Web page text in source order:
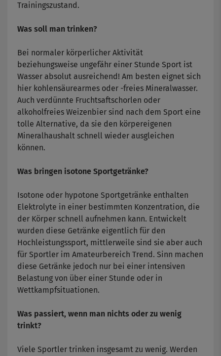
Trainingszustand.
Was soll man trinken?
Bei normaler körperlicher Aktivität
beziehungsweise ungefähr einer Stunde Sport ist
Wasser absolut ausreichend! Am besten eignet sich
hier kohlensäurearmes oder -freies Mineralwasser.
Auch verdünnte Fruchtsaftschorlen oder
alkoholfreies Weizenbier sind nach dem Sport eine
tolle Alternative, da sie den körpereigenen
Mineralhaushalt schnell wieder ausgleichen
können.
Was bringen isotone Sportgetränke?
Isotone oder hypotone Sportgetränke enthalten
Elektrolyte in einer bestimmten Konzentration, die
der Körper schnell aufnehmen kann. Entwickelt
wurden diese Getränke eigentlich für den
Hochleistungssport, mittlerweile sind sie aber auch
für Sportler im Amateurbereich Trend. Sinn machen
diese Getränke jedoch nur bei einer intensiven
Belastung von über einer Stunde oder in
Wettkampfsituationen.
Was passiert, wenn man nichts oder zu wenig
trinkt?
Viele Sportler trinken insgesamt zu wenig. Werden